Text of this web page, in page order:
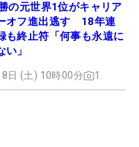
の元世界1位がキャリア
オフ進出逃す 18年連
も終止符「何事も永遠に
」
日 (土) 10時00分 1